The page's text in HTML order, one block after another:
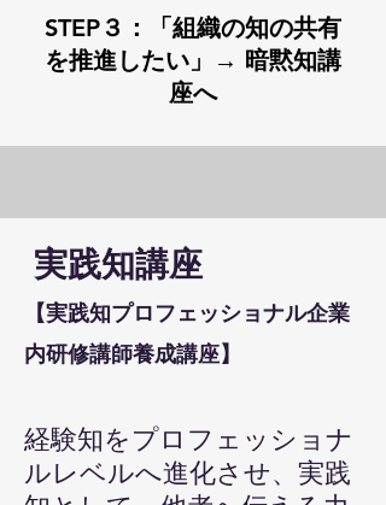
STEP３：「組織の知の共有
を推進したい」→ 暗黙知講
座へ
実践知講座
【実践知プロフェッショナル企業
内研修講師養成講座】
経験知をプロフェッショナ
ルレベルへ進化させ、実践